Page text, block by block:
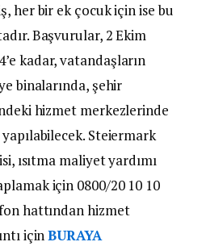
her bir ek çocuk için ise bu
Başvurular, 2 Ekim
kadar, vatandaşların
binalarında, şehir
hizmet merkezlerinde
Steiermark
ısıtma maliyet yardımı
için 0800/20 10 10
hattından hizmet
içinBURAYA